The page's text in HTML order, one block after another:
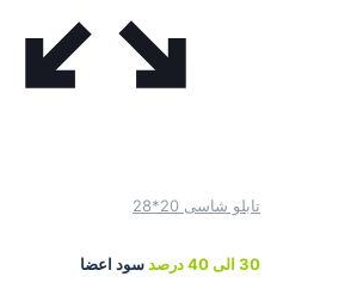
تابلو شاسی 20*28
30 الی 40 درصد سود اعضا